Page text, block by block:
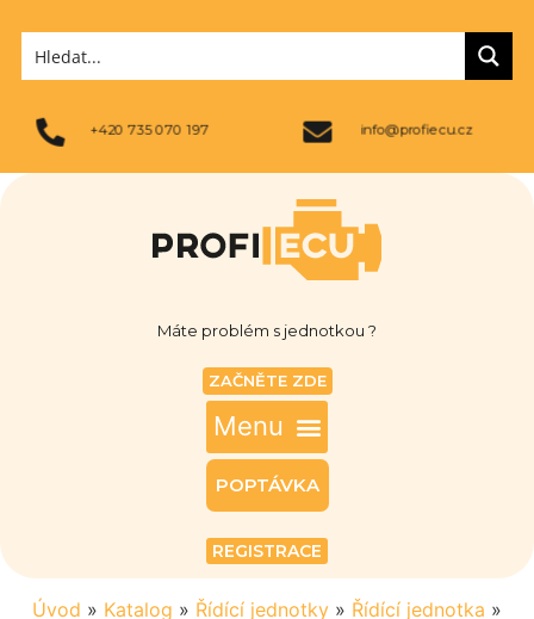
+420 735 070 197 info@profiecu.cz
Máte problém s jednotkou ?
ZAČNĚTE ZDE
POPTÁVKA
REGISTRACE
Úvod » Katalog » Řídící jednotky » Řídící jednotka »